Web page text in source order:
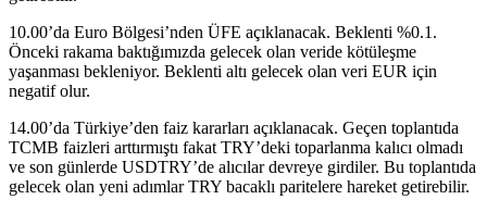
10.00’da Euro Bölgesi’nden ÜFE açıklanacak. Beklenti %0.1.
Önceki rakama baktığımızda gelecek olan veride kötüleşme
yaşanması bekleniyor. Beklenti altı gelecek olan veri EUR için
negatif olur.
14.00’da Türkiye’den faiz kararları açıklanacak. Geçen toplantıda
TCMB faizleri arttırmıştı fakat TRY’deki toparlanma kalıcı olmadı
ve son günlerde USDTRY’de alıcılar devreye girdiler. Bu toplantıda
gelecek olan yeni adımlar TRY bacaklı paritelere hareket getirebilir.